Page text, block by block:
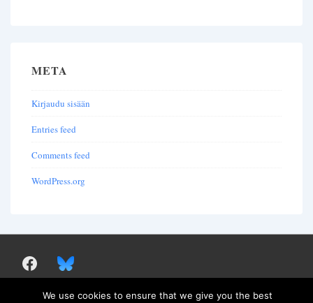
META
Kirjaudu sisään
Entries feed
Comments feed
WordPress.org
We use cookies to ensure that we give you the best